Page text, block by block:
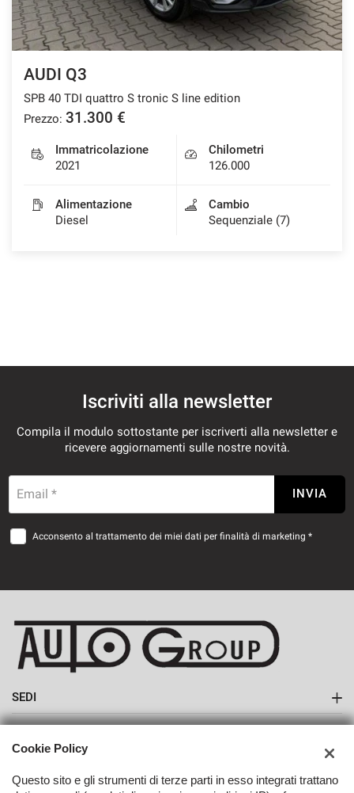
AUDI Q3
SPB 40 TDI quattro S tronic S line edition
Prezzo: 31.300 €
Immatricolazione
2021
Chilometri
126.000
Alimentazione
Diesel
Cambio
Sequenziale (7)
Iscriviti alla newsletter
Compila il modulo sottostante per iscriverti alla newsletter e
ricevere aggiornamenti sulle nostre novità.
Email * INVIA
Acconsento al trattamento dei miei dati per finalità di marketing *
SEDI
Sede di Monte San Savino
AZIENDA
Cookie Policy
Questo sito e gli strumenti di terze parti in esso integrati trattano